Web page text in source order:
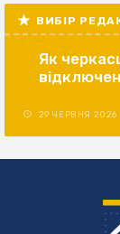
ВИБІР
Як
29 ЧЕРВНЯ 2026